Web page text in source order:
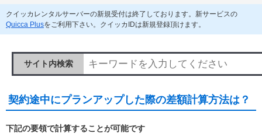
クイッカレンタルサーバーの新規受付は終了しております。新サービスの
Quicca Plusをご利用下さい。クイッカIDは新規登録頂けます。
サイト内検索
契約途中にプランアップした際の差額計算方法は？
下記の要領で計算することが可能です